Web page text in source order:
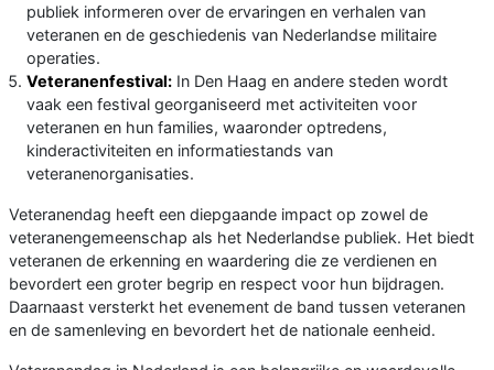
publiek informeren over de ervaringen en verhalen van
veteranen en de geschiedenis van Nederlandse militaire
operaties.
Veteranenfestival: In Den Haag en andere steden wordt
vaak een festival georganiseerd met activiteiten voor
veteranen en hun families, waaronder optredens,
kinderactiviteiten en informatiestands van
veteranenorganisaties.
Veteranendag heeft een diepgaande impact op zowel de
veteranengemeenschap als het Nederlandse publiek. Het biedt
veteranen de erkenning en waardering die ze verdienen en
bevordert een groter begrip en respect voor hun bijdragen.
Daarnaast versterkt het evenement de band tussen veteranen
en de samenleving en bevordert het de nationale eenheid.